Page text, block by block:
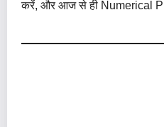
करें, और आज से ही Numerical